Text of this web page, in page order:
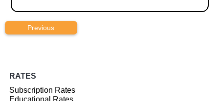
Previous
RATES
Subscription Rates
Educational Rates